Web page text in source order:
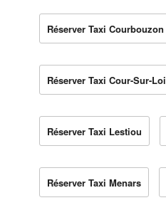
Réserver Taxi Courbouzon
Réserver Taxi Cour-Sur-
Réserver Taxi Lestiou
Réserver Taxi Menars